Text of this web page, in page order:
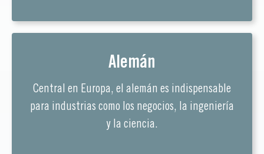
Alemán
Central en Europa, el alemán es indispensable
para industrias como los negocios, la ingeniería
y la ciencia.